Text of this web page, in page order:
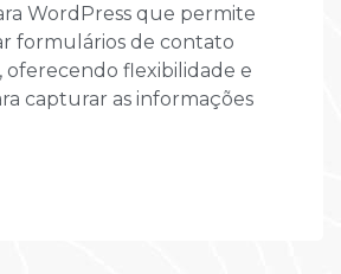
WordPress que permite
formulários de contato
oferecendo flexibilidade e
capturar as informações